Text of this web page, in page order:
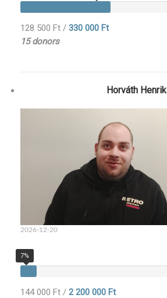
128 500 Ft / 330 000 Ft
15 donors
Horváth Henrik
2026-12-20
7%
144 000 Ft / 2 200 000 Ft